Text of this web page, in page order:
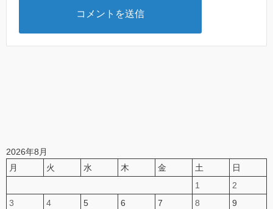
2026年8月
月
火 水 木 金 土
日
1
2
3
4 5 6 7 8
9